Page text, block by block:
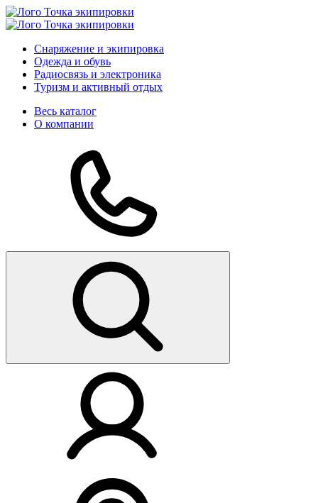
Снаряжение и экипировка
Одежда и обувь
Радиосвязь и электроника
Туризм и активный отдых
Весь каталог
О компании